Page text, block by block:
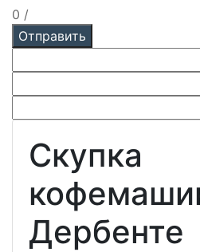
Скупка
Дербенте
0 /
Отправить